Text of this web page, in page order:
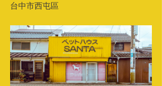
台中市西屯區